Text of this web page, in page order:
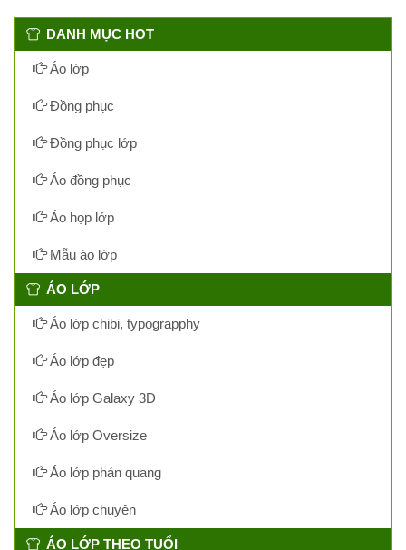
DANH MỤC HOT
Áo lớp
Đồng phục
Đồng phục lớp
Áo đồng phục
Áo họp lớp
Mẫu áo lớp
ÁO LỚP
Áo lớp chibi, typograpphy
Áo lớp đẹp
Áo lớp Galaxy 3D
Áo lớp Oversize
Áo lớp phản quang
Áo lớp chuyên
ÁO LỚP THEO TUỔI